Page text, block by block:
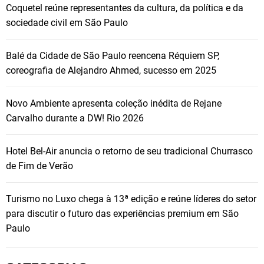
Coquetel reúne representantes da cultura, da política e da
sociedade civil em São Paulo
Balé da Cidade de São Paulo reencena Réquiem SP,
coreografia de Alejandro Ahmed, sucesso em 2025
Novo Ambiente apresenta coleção inédita de Rejane
Carvalho durante a DW! Rio 2026
Hotel Bel-Air anuncia o retorno de seu tradicional Churrasco
de Fim de Verão
Turismo no Luxo chega à 13ª edição e reúne líderes do setor
para discutir o futuro das experiências premium em São
Paulo